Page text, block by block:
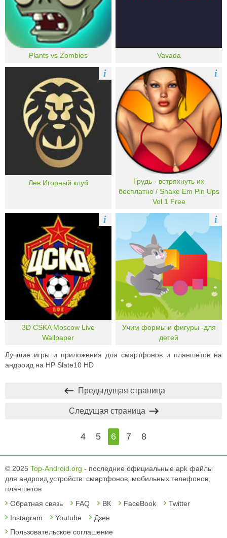
Plants vs Zombies Vavada
Лев Игорный клуб
i
Грудь - встряхнуть их
бесплатно / Shake Em Pin Ups
Vol 1 Free
i
3D CSKA Moscow Live
Wallpaper
i
Учим формы и фигуры -для
детей
i
Лучшие игры и приложения для смартфонов и планшетов на
андроид на HP Slate10 HD
Предыдущая страница
4 5 6 7 8
Следущая страница
© 2025 Top-Android.org - последние официальные apk файлы
для андроид устройств: смартфонов, мобильных телефонов,
планшетов
Обратная связь
FAQ ВК FaceBook
Twitter
Instagram
Youtube
Дзен
Пользовательское соглашение